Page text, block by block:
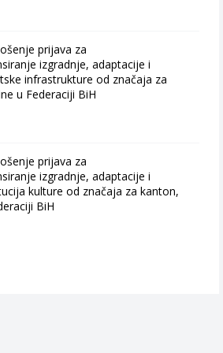
prijava za
izgradnje, adaptacije i
infrastrukture od značaja za
u Federaciji BiH
prijava za
izgradnje, adaptacije i
kulture od značaja za kanton,
BiH